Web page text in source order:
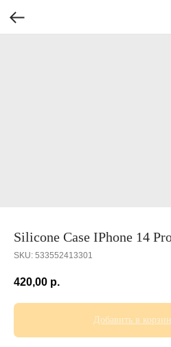
Silicone Case IPhone 14
SKU: 533552413301
420,00 р.
Добавить в